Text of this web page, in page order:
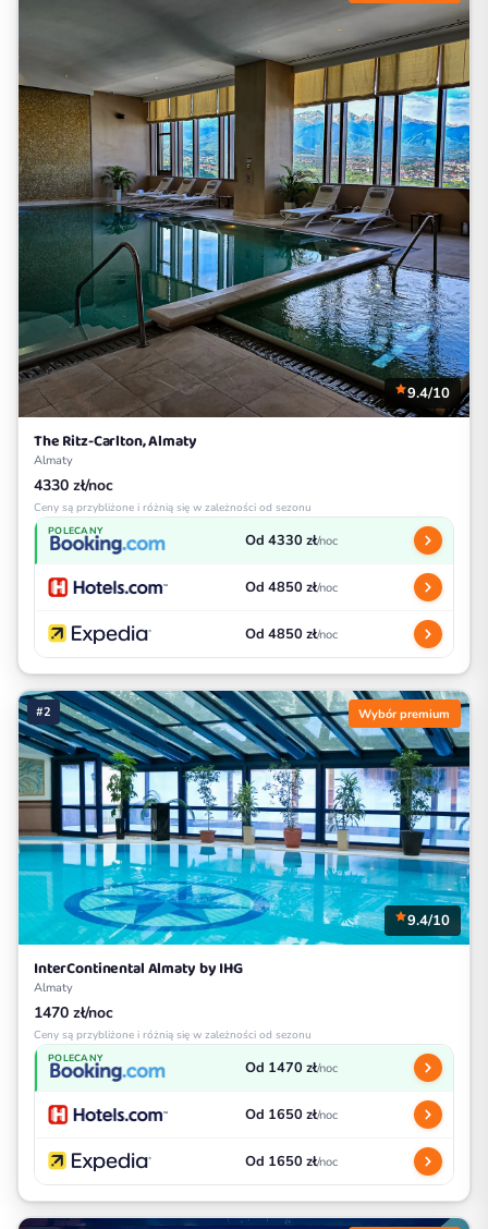
9.4/10
The Ritz-Carlton, Almaty
Almaty
4330 zł/noc
Ceny są przybliżone i różnią się w zależności od sezonu
POLECANY Od 4330 zł/noc
Od 4850 zł/noc
Od 4850 zł/noc
#2 Wybór premium
9.4/10
InterContinental Almaty by IHG
Almaty
1470 zł/noc
Ceny są przybliżone i różnią się w zależności od sezonu
POLECANY Od 1470 zł/noc
Od 1650 zł/noc
Od 1650 zł/noc